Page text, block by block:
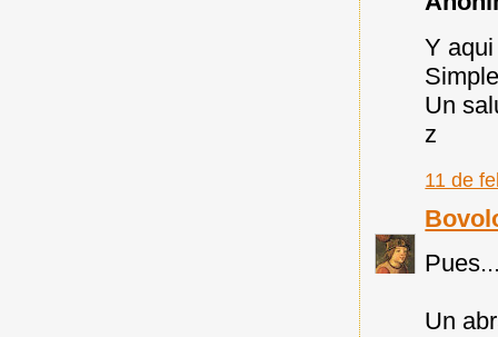
Y
Un
z
11 de
Un